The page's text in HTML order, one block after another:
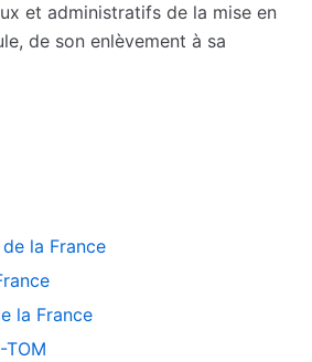
et administratifs de la mise en
de son enlèvement à sa
la France
la France
TOM